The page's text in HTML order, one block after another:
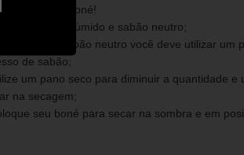
lave seu boné!
com pano úmido e sabão neutro;
aplicar o sabão neutro você deve utilizar um
de sabão;
um pano seco para diminuir a quantidade e
na secagem;
seu boné para secar na sombra e em